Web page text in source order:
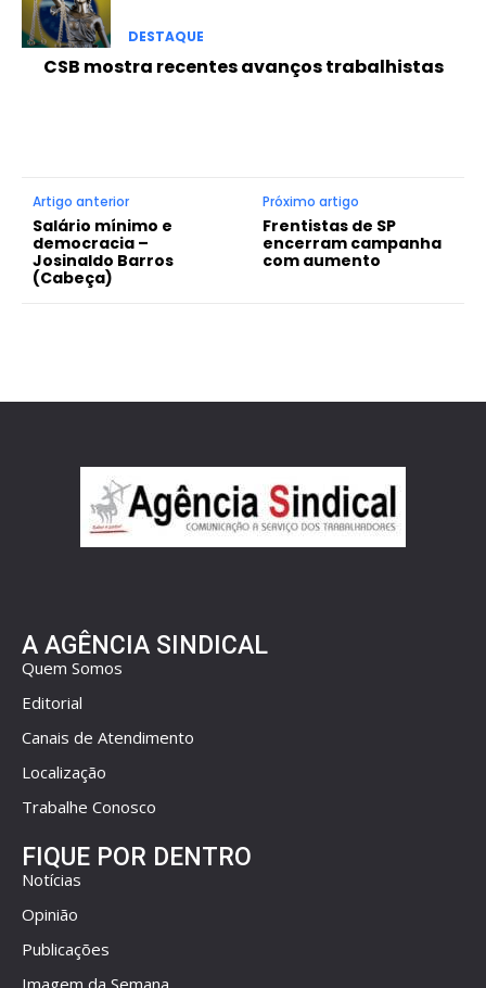
DESTAQUE
CSB mostra recentes avanços trabalhistas
Artigo anterior
Salário mínimo e
democracia –
Josinaldo Barros
(Cabeça)
Próximo artigo
Frentistas de SP
encerram campanha
com aumento
A AGÊNCIA SINDICAL
Quem Somos
Editorial
Canais de Atendimento
Localização
Trabalhe Conosco
FIQUE POR DENTRO
Notícias
Opinião
Publicações
Imagem da Semana